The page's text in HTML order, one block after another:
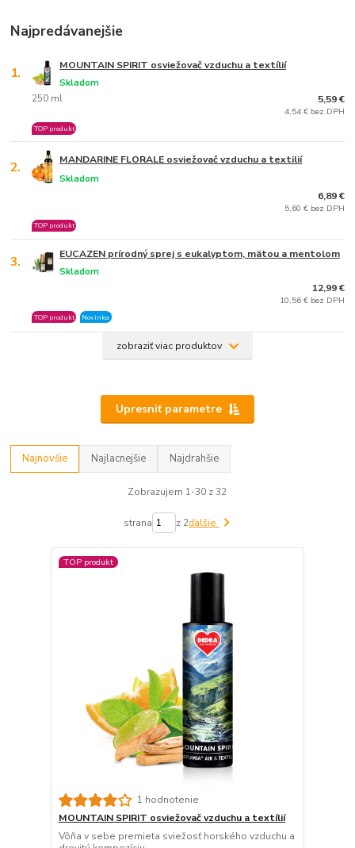
Najpredávanejšie
1. MOUNTAIN SPIRIT osviežovač vzduchu a textílií
250 ml
Skladom
TOP produkt
5,59 €
4,54 € bez DPH
2. MANDARINE FLORALE osviežovač vzduchu a textilií
Skladom
TOP produkt
6,89 €
5,60 € bez DPH
3. EUCAZEN prírodný sprej s eukalyptom, mätou a mentolom
Skladom
TOP produkt Novinka
12,99 €
10,56 € bez DPH
zobraziť viac produktov
Upresniť parametre
Najnovšie Najlacnejšie Najdrahšie
Zobrazujem 1-30 z 32
strana z 2ďalšie
TOP produkt
1 hodnotenie
MOUNTAIN SPIRIT osviežovač vzduchu a textílií
Vôňa v sebe premieta sviežosť horského vzduchu a